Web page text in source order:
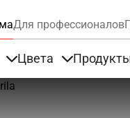
Для профессионалов
Цвета